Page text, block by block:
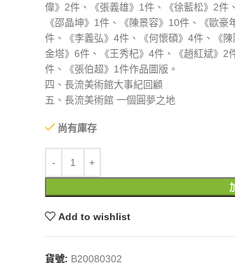
偉》2件、《張義雄》1件、《徐藍松》2件
《邵晶坤》1件、《陳景容》10件、《歐
件、《李義弘》4件、《何懷碩》4件、《
金塔》6件、《王秀杞》4件、《趙紅斌》2
件、《張伯超》1件作品圖版。
四、長流美術館大事紀回顧
五、長流美術館 一個圓夢之地
尚有庫存
Add to wishlist
貨號: B20080302